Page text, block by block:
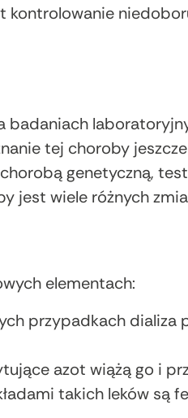
badaniach
tej choroby
genetyczną,
jest wiele różnych
elementach:
przypadkach dializa
azot wiążą go i
takich leków są